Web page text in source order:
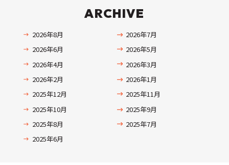
ARCHIVE
2026年8月
2026年7月
2026年6月
2026年5月
2026年4月
2026年3月
2026年2月
2026年1月
2025年12月
2025年11月
2025年10月
2025年9月
2025年8月
2025年7月
2025年6月